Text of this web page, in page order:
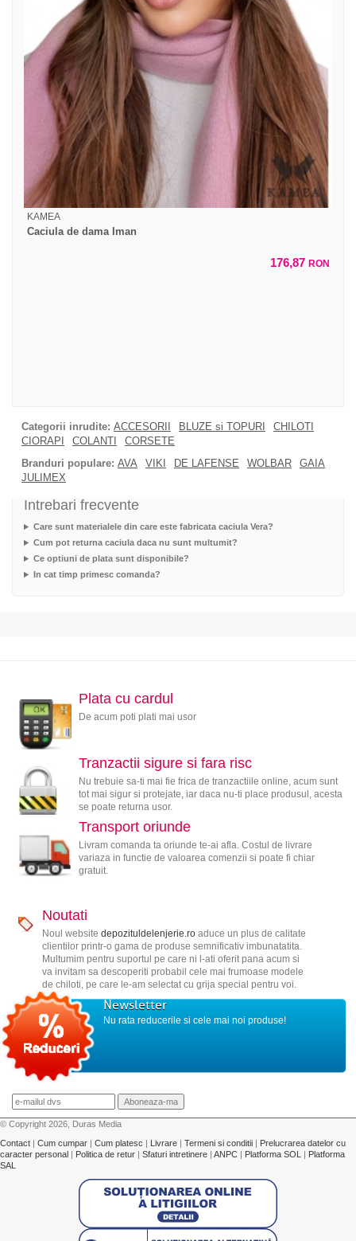
KAMEA
Caciula de dama Iman
176,87 RON
Categorii inrudite: ACCESORII BLUZE si TOPURI
CHILOTI
CIORAPI
COLANTI
CORSETE
Branduri populare: AVA VIKI DE LAFENSE WOLBAR
GAIA
JULIMEX
Intrebari frecvente
Care sunt materialele din care este fabricata caciula Vera?
Cum pot returna caciula daca nu sunt multumit?
Ce optiuni de plata sunt disponibile?
In cat timp primesc comanda?
Plata cu cardul
De acum poti plati mai usor
Tranzactii sigure si fara risc
Nu trebuie sa-ti mai fie frica de tranzactiile online, acum sunt
tot mai sigur si protejate, iar daca nu-ti place produsul, acesta
se poate returna usor.
Transport oriunde
Livram comanda ta oriunde te-ai afla. Costul de livrare
variaza in functie de valoarea comenzii si poate fi chiar
gratuit.
Noutati
Noul website depozituldelenjerie.roaduce un plus de calitate
clientilor printr-o gama de produse semnificativ imbunatatita.
Multumim pentru suportul pe care ni l-ati oferit pana acum si
va invitam sa descoperiti probabil cele mai frumoase modele
de chiloti, pe care le-am selectat cu grija special pentru voi.
Newsletter
Nu rata reducerile si cele mai noi produse!
© Copyright 2026, Duras Media
Contact | Cum cumpar | Cum platesc | Livrare | Termeni si conditii | Prelucrarea datelor cu
caracter personal | Politica de retur | Sfaturi intretinere | ANPC | Platforma SOL | Platforma
SAL